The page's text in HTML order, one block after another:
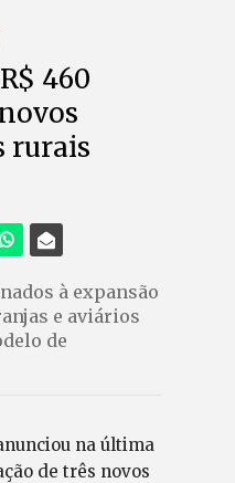
460
rurais
à expansão
e aviários
de
na última
de três novos